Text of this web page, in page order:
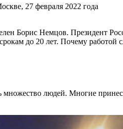
27 февраля 2022 года
Борис Немцов. Президент
до 20 лет. Почему
людей. Многие